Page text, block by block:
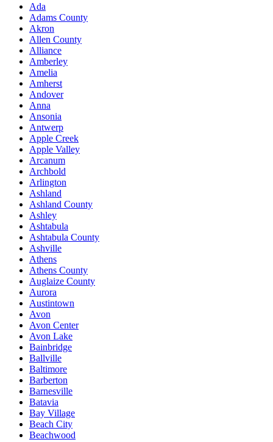
Ada
Adams County
Akron
Allen County
Alliance
Amberley
Amelia
Amherst
Andover
Anna
Ansonia
Antwerp
Apple Creek
Apple Valley
Arcanum
Archbold
Arlington
Ashland
Ashland County
Ashley
Ashtabula
Ashtabula County
Ashville
Athens
Athens County
Auglaize County
Aurora
Austintown
Avon
Avon Center
Avon Lake
Bainbridge
Ballville
Baltimore
Barberton
Barnesville
Batavia
Bay Village
Beach City
Beachwood